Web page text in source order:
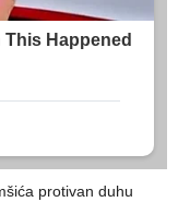
protivan duhu